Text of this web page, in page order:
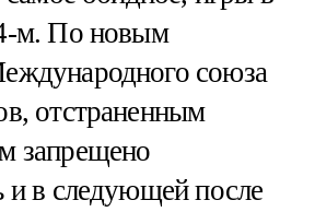
м. По новым
союза
отстраненным
запрещено
и в следующей после